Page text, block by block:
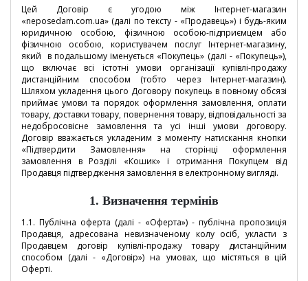
Цей Договір є угодою між Інтернет-магазин
«neposedam.com.ua» (далі по тексту - «Продавець») і будь-яким
юридичною особою, фізичною особою-підприємцем або
фізичною особою, користувачем послуг Інтернет-магазину,
який в подальшому іменується «Покупець» (далі - «Покупець»),
що включає всі істотні умови організації купівлі-продажу
дистанційним способом (тобто через Інтернет-магазин).
Шляхом укладення цього Договору покупець в повному обсязі
приймає умови та порядок оформлення замовлення, оплати
товару, доставки товару, повернення товару, відповідальності за
недобросовісне замовлення та усі інші умови договору.
Договір вважається укладеним з моменту натискання кнопки
«Підтвердити Замовлення» на сторінці оформлення
замовлення в Розділі «Кошик» і отримання Покупцем від
Продавця підтвердження замовлення в електронному вигляді.
1. Визначення термінів
1.1. Публічна оферта (далі - «Оферта») - публічна пропозиція
Продавця, адресована невизначеному колу осіб, укласти з
Продавцем договір купівлі-продажу товару дистанційним
способом (далі - «Договір») на умовах, що містяться в цій
Оферті.